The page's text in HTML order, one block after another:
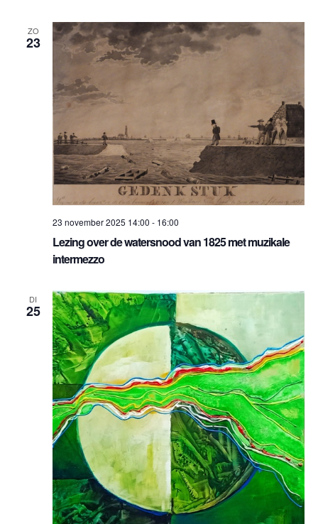
ZO
23
Lezing over de watersnood van 1825 met muzikale
intermezzo
23 november 2025 14:00 - 16:00
DI
25